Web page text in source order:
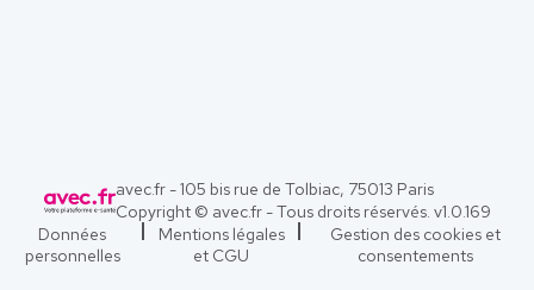
avec.fr - 105 bis rue de Tolbiac, 75013 Paris
Copyright © avec.fr - Tous droits réservés. v1.0.169
Données
personnelles
Mentions légales
et CGU
Gestion des cookies et
consentements